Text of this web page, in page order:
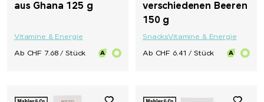
aus Ghana 125 g
Vitamine & Energie
Ab CHF 7.68 / Stück
verschiedenen Beeren
150 g
SnacksVitamine & Energie
Ab CHF 6.41 / Stück